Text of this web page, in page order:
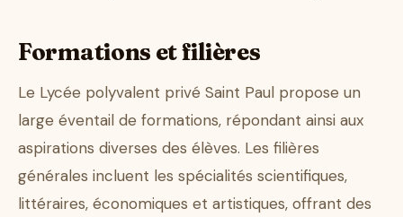
Formations et filières
Le Lycée polyvalent privé Saint Paul propose un
large éventail de formations, répondant ainsi aux
aspirations diverses des élèves. Les filières
générales incluent les spécialités scientifiques,
littéraires, économiques et artistiques, offrant des